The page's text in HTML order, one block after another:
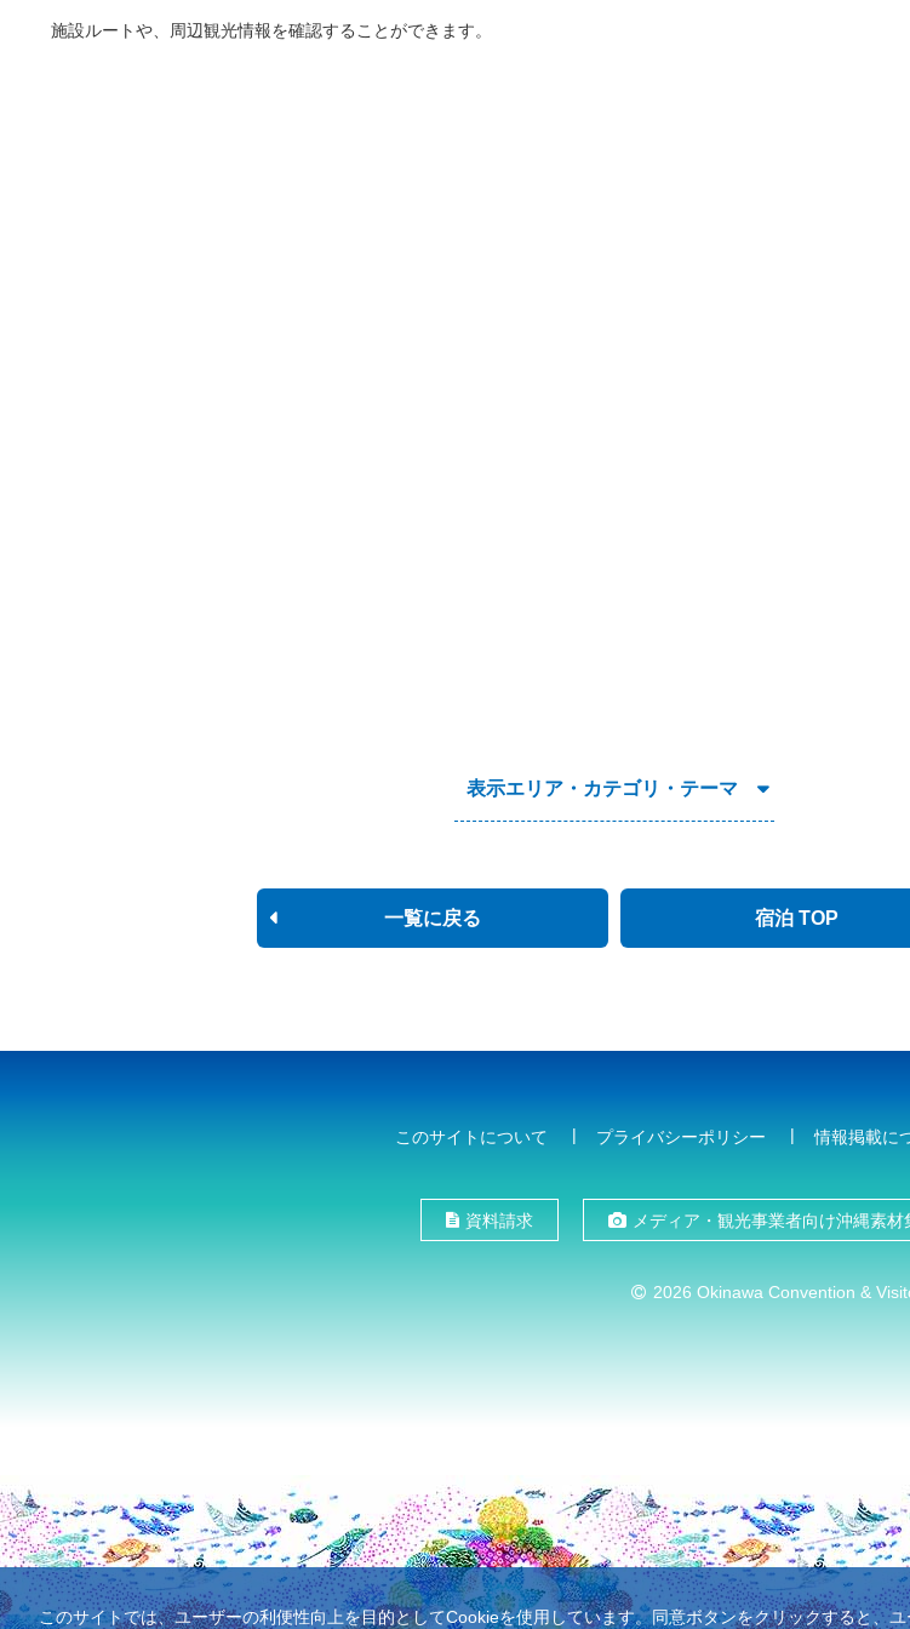
施設ルートや、周辺観光情報を確認することができます。
表示エリア・カテゴリ・テーマ
一覧に戻る 宿泊 TOP
このサイトについて プライバシーポリシー 情報掲載に
資料請求 メディア・観光事業者向け沖縄素材
2026 Okinawa Convention &
このサイトでは、ユーザーの利便性向上を目的としてCookieを使用しています。同意ボタンをクリックすると、